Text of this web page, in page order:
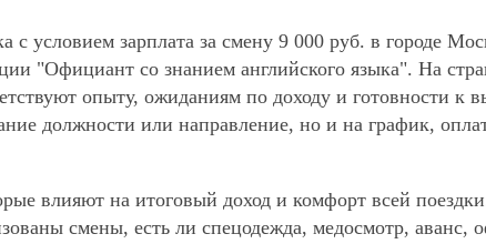
условием зарплата за смену 9 000 руб. в городе
"Официант со знанием английского языка". На
опыту, ожиданиям по доходу и готовности к
должности или направление, но и на график,
влияют на итоговый доход и комфорт всей
смены, есть ли спецодежда, медосмотр,